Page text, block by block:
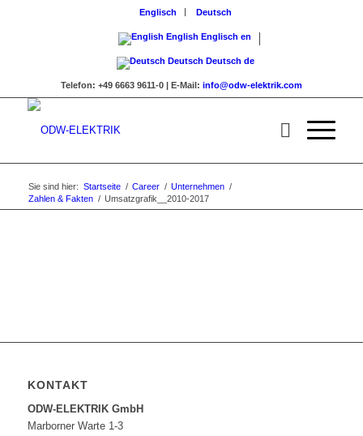
Englisch Deutsch
English Englisch en
Deutsch Deutsch de
Telefon: +49 6663 9611-0 | E-Mail: info@odw-elektrik.com
Sie sind hier: Startseite / Career / Unternehmen /
Zahlen & Fakten / Umsatzgrafik__2010-2017
KONTAKT
ODW-ELEKTRIK GmbH
Marborner Warte 1-3